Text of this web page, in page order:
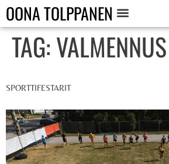
OONA TOLPPANEN
TAG:VALMENNUS
SPORTTIFESTARIT